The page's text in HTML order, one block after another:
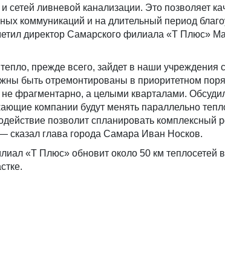
сетей ливневой канализации. Это позволяет
коммуникаций и на длительный период
директор Самарского филиала «Т Плюс»
прежде всего, зайдет в наши учреждения
быть отремонтированы в приоритетном
фрагментарно, а целыми кварталами.
компании будут менять параллельно
позволит спланировать комплексный
сказал глава города Самара Иван Носков.
«Т Плюс» обновит около 50 км теплосетей